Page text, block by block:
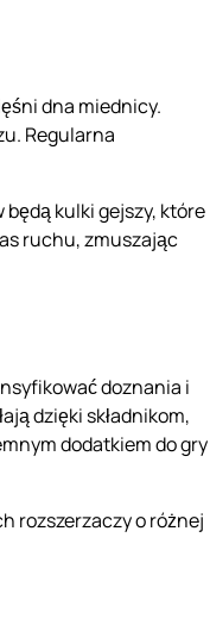
dna miednicy.
Regularna
będąkulki gejszy, które
ruchu, zmuszając
doznania i
dzięki składnikom,
dodatkiem do gry
rozszerzaczy o różnej